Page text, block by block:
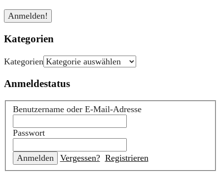
Kategorien
Kategorien
Anmeldestatus
Benutzername oder E-Mail-Adresse
Passwort
Vergessen? Registrieren